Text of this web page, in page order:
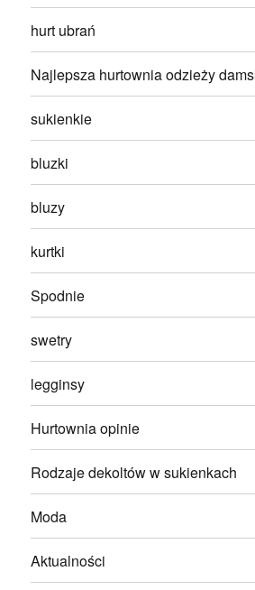
hurt ubrań
Najlepsza hurtownia odzieży
sukienkie
bluzki
bluzy
kurtki
Spodnie
swetry
legginsy
Hurtownia opinie
Rodzaje dekoltów w sukienkach
Moda
Aktualności